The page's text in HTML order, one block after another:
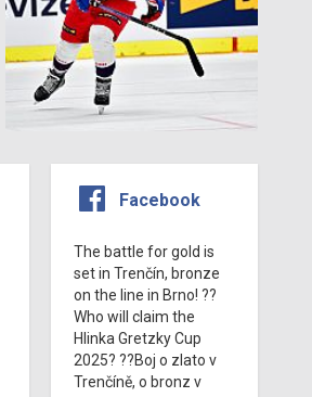
Facebook
The battle for gold is
set in Trenčín, bronze
on the line in Brno! ??
Who will claim the
Hlinka Gretzky Cup
2025? ??Boj o zlato v
Trenčíně, o bronz v